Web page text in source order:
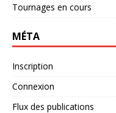
Tournages en cours
MÉTA
Inscription
Connexion
Flux des publications